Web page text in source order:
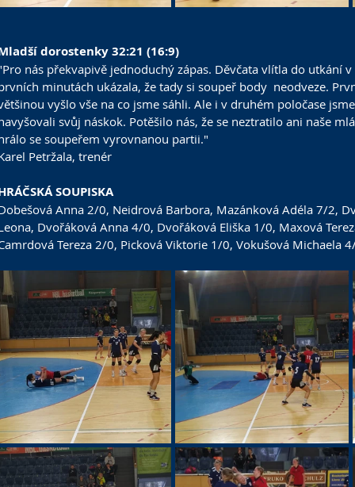
dorostenky 32:21 (16:9)
nás překvapivě jednoduchý zápas. Děvčata vlítla do utkání
minutách ukázala, že tady si soupeř body  neodveze.
vyšlo vše na co jsme sáhli. Ale i v druhém poločase
svůj náskok. Potěšilo nás, že se neztratilo ani naše
se soupeřem vyrovnanou partii."
Petržala, trenér
SOUPISKA
Anna 2/0, Neidrová Barbora, Mazánková Adéla 7/2,
, Dvořáková Anna 4/0, Dvořáková Eliška 1/0, Maxová
Tereza 2/0, Picková Viktorie 1/0, Vokušová Michaela